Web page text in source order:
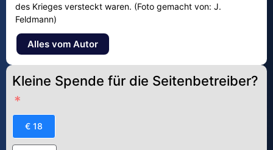
des Krieges versteckt waren. (Foto gemacht von: J.
Feldmann)
Alles vom Autor
Kleine Spende für die Seitenbetreiber?
€ 18